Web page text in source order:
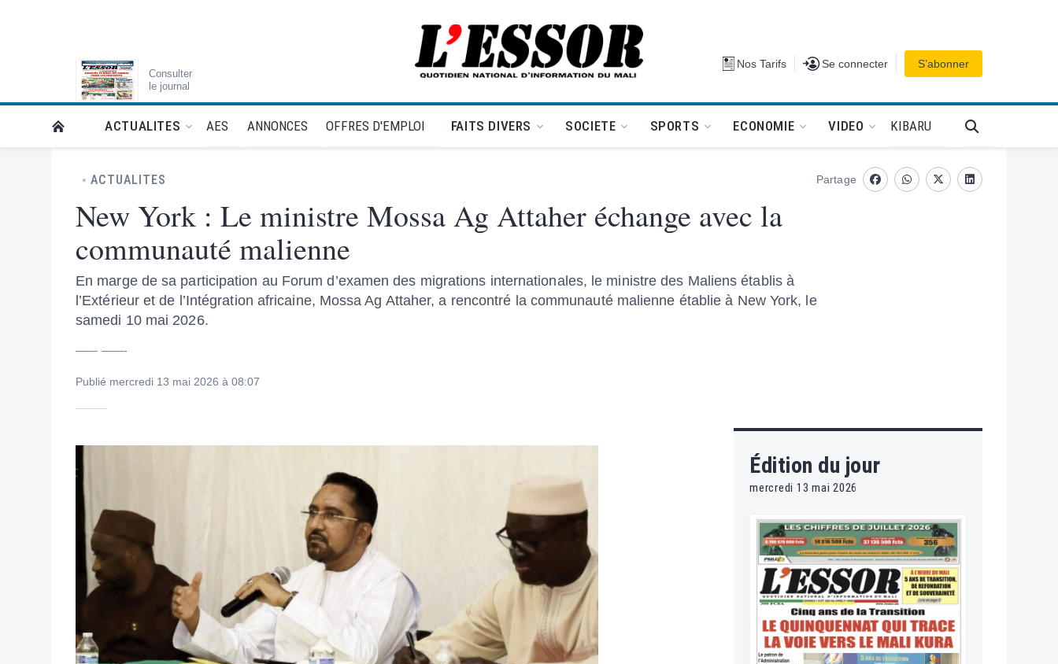
Consulter
le journal
L'Essor - retour à la une Nos Tarifs Se connecter
Se connecter S’abonner
RETOUR À LA PAGE D’ACCUEIL DE L'ESSOR
ACTUALITES AES ANNONCES OFFRES D'EMPLOI FAITS DIVERS SOCIETE SPORTS ECONOMIE VIDEO KIBARU
ACTUALITES
New York : Le ministre Mossa Ag Attaher échange avec la
communauté malienne
En marge de sa participation au Forum d’examen des migrations internationales, le ministre des Maliens établis à
l’Extérieur et de l’Intégration africaine, Mossa Ag Attaher, a rencontré la communauté malienne établie à New York, le
samedi 10 mai 2026.
—— ——-
Publié mercredi 13 mai 2026 à 08:07
Partage
FacebookwhatsappTwitterLinkedin
Édition du jour
mercredi 13 mai 2026